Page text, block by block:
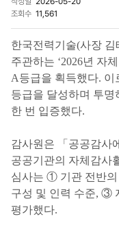
조회수 11,561
한국전력기술(사장 김
주관하는 ‘2026년 자
A등급을 획득했다. 이
등급을 달성하며 투명
한 번 입증했다.
감사원은 「공공감사
공공기관의 자체감사
심사는 ① 기관 전반
구성 및 인력 수준, ③
평가했다.